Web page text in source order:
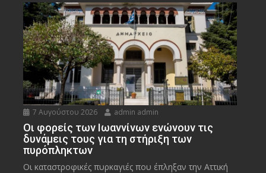
7 Αυγούστου 2026 admin admin
Οι φορείς των Ιωαννίνων ενώνουν τις
δυνάμεις τους για τη στήριξη των
πυρόπληκτων
Οι καταστροφικές πυρκαγιές που έπληξαν την Αττική